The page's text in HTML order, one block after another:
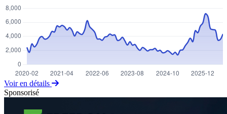
Voir en détails
Sponsorisé